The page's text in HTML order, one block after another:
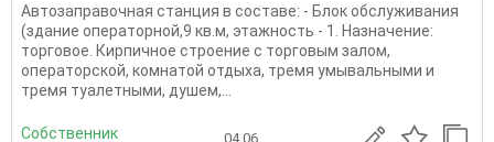
Автозаправочная станция в составе: - Блок обслуживания
(здание операторной,9 кв.м, этажность - 1. Назначение:
торговое. Кирпичное строение с торговым залом,
операторской, комнатой отдыха, тремя умывальными и
тремя туалетными, душем,...
Собственник 04.06